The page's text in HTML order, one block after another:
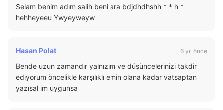
Selam benim adım salih beni ara bdjdhdhshh * * h *
hehheyeeu Ywyeyweyw
Hasan Polat 6 yıl önce
Bende uzun zamandır yalnızım ve düşüncelerinizi takdir
ediyorum öncelikle karşılıklı emin olana kadar vatsaptan
yazısal im uygunsa